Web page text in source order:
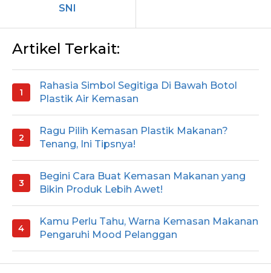
SNI
Artikel Terkait:
Rahasia Simbol Segitiga Di Bawah Botol
Plastik Air Kemasan
Ragu Pilih Kemasan Plastik Makanan?
Tenang, Ini Tipsnya!
Begini Cara Buat Kemasan Makanan yang
Bikin Produk Lebih Awet!
Kamu Perlu Tahu, Warna Kemasan Makanan
Pengaruhi Mood Pelanggan